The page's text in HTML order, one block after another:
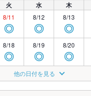
火 水 木
8/11
◎
8/12
◎
8/13
◎
8/18
◎
8/19
◎
8/20
◎
8/25
◎
8/26
◎
8/27
◎
他の日付を見る